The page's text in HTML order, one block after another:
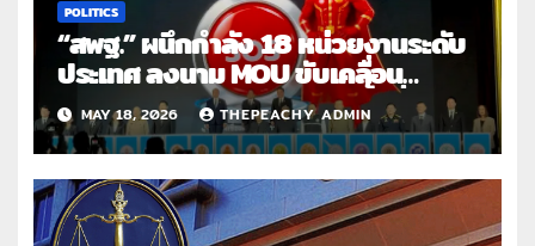
POLITICS
“สพฐ.” ผนึกกำลัง 18 หน่วยงานระดับ
ประเทศ ลงนาม MOU ขับเคลื่อน
“โรงเรียนปลอดภัย อุ่นใจในพื้นที่
สร้างสรรค์” เปิดระบบ SAFE
SCHOOL ยกระดับความปลอดภัยเด็ก
ไทย รับมือภัยยุคใหม่ทั้งยาเสพติด
สุขภาพจิตและภัยออนไลน์
MAY 18, 2026 THEPEACHY ADMIN